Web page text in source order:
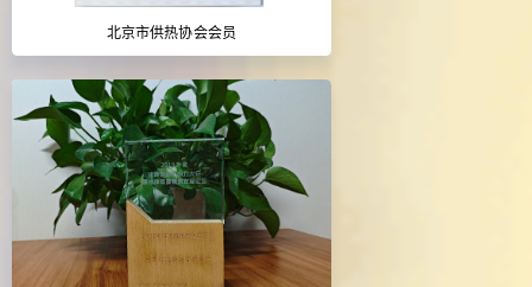
北京市供热协会会员